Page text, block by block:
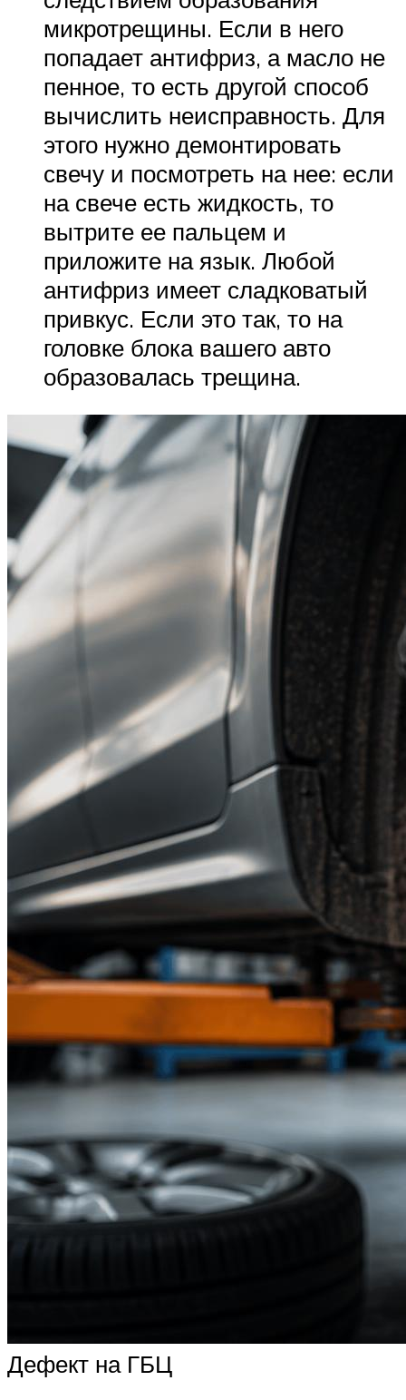
микротрещины. Если в него
попадает антифриз, а масло не
пенное, то есть другой способ
вычислить неисправность. Для
этого нужно демонтировать
свечу и посмотреть на нее: если
на свече есть жидкость, то
вытрите ее пальцем и
приложите на язык. Любой
антифриз имеет сладковатый
привкус. Если это так, то на
головке блока вашего авто
образовалась трещина.
Дефект на ГБЦ